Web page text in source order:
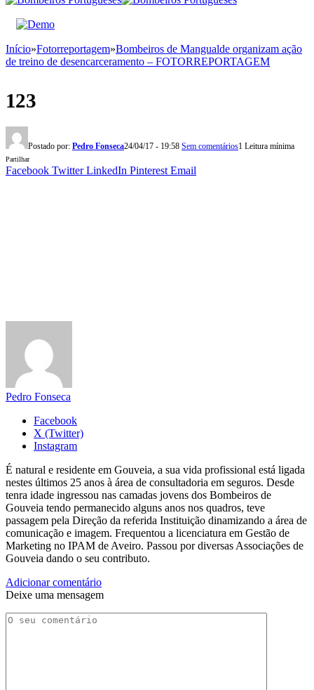
Início»Fotorreportagem»Bombeiros de Mangualde organizam ação
de treino de desencarceramento – FOTORREPORTAGEM
123
Postado por: Pedro Fonseca24/04/17 - 19:58 Sem comentários1 Leitura mínima
Partilhar
Facebook Twitter LinkedIn Pinterest Email
Pedro Fonseca
Facebook
X (Twitter)
Instagram
É natural e residente em Gouveia, a sua vida profissional está ligada
nestes últimos 25 anos à área de consultadoria em seguros. Desde
tenra idade ingressou nas camadas jovens dos Bombeiros de
Gouveia tendo permanecido alguns anos nos quadros, teve
passagem pela Direção da referida Instituição dinamizando a área de
comunicação e imagem. Frequentou a licenciatura em Gestão de
Marketing no IPAM de Aveiro. Passou por diversas Associações de
Gouveia dando o seu contributo.
Adicionar comentário
Deixe uma mensagem